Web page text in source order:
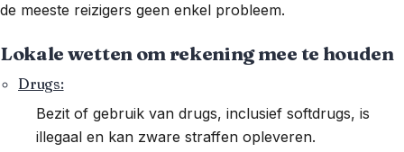
de meeste reizigers geen enkel probleem.
Lokale wetten om rekening mee te houden
Drugs:
Bezit of gebruik van drugs, inclusief softdrugs, is
illegaal en kan zware straffen opleveren.